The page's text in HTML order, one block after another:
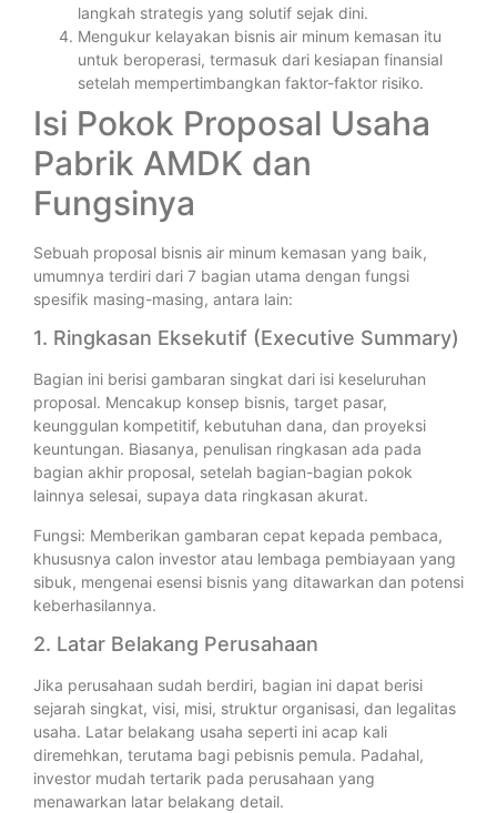
langkah strategis yang solutif sejak dini.
Mengukur kelayakan bisnis air minum kemasan itu
untuk beroperasi, termasuk dari kesiapan finansial
setelah mempertimbangkan faktor-faktor risiko.
Isi Pokok Proposal Usaha
Pabrik AMDK dan
Fungsinya
Sebuah proposal bisnis air minum kemasan yang baik,
umumnya terdiri dari 7 bagian utama dengan fungsi
spesifik masing-masing, antara lain:
1. Ringkasan Eksekutif (Executive Summary)
Bagian ini berisi gambaran singkat dari isi keseluruhan
proposal. Mencakup konsep bisnis, target pasar,
keunggulan kompetitif, kebutuhan dana, dan proyeksi
keuntungan. Biasanya, penulisan ringkasan ada pada
bagian akhir proposal, setelah bagian-bagian pokok
lainnya selesai, supaya data ringkasan akurat.
Fungsi: Memberikan gambaran cepat kepada pembaca,
khususnya calon investor atau lembaga pembiayaan yang
sibuk, mengenai esensi bisnis yang ditawarkan dan potensi
keberhasilannya.
2. Latar Belakang Perusahaan
Jika perusahaan sudah berdiri, bagian ini dapat berisi
sejarah singkat, visi, misi, struktur organisasi, dan legalitas
usaha. Latar belakang usaha seperti ini acap kali
diremehkan, terutama bagi pebisnis pemula. Padahal,
investor mudah tertarik pada perusahaan yang
menawarkan latar belakang detail.